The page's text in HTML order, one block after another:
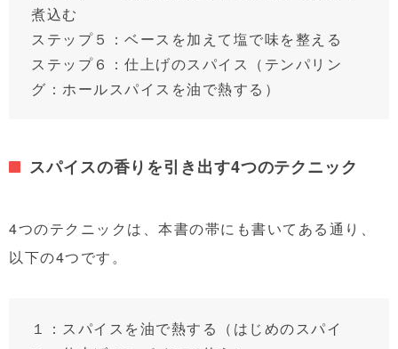
煮込む
ステップ５：ベースを加えて塩で味を整える
ステップ６：仕上げのスパイス（テンパリン
グ：ホールスパイスを油で熱する）
スパイスの香りを引き出す4つのテクニック
4つのテクニックは、本書の帯にも書いてある通り、
以下の4つです。
１：スパイスを油で熱する（はじめのスパイ